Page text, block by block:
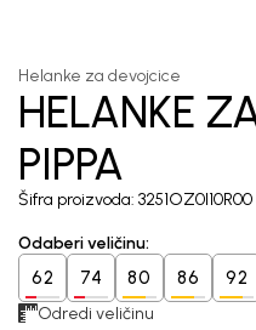
Helanke za devojcice
HELANKE
PIPPA
Šifra proizvoda: 3251OZ0I10R00
Odaberi veličinu:
62 74 80 86 92
Odredi veličinu